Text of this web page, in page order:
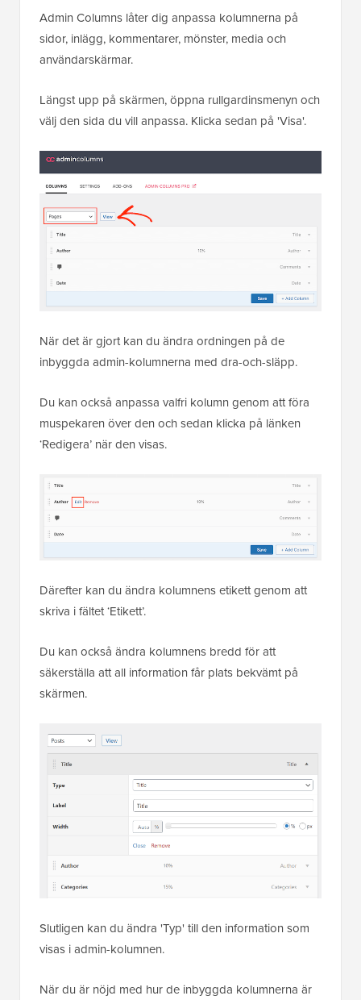
Admin Columns låter dig anpassa kolumnerna på
sidor, inlägg, kommentarer, mönster, media och
användarskärmar.
Längst upp på skärmen, öppna rullgardinsmenyn och
välj den sida du vill anpassa. Klicka sedan på 'Visa'.
När det är gjort kan du ändra ordningen på de
inbyggda admin-kolumnerna med dra-och-släpp.
Du kan också anpassa valfri kolumn genom att föra
muspekaren över den och sedan klicka på länken
‘Redigera’ när den visas.
Därefter kan du ändra kolumnens etikett genom att
skriva i fältet ‘Etikett’.
Du kan också ändra kolumnens bredd för att
säkerställa att all information får plats bekvämt på
skärmen.
Slutligen kan du ändra 'Typ' till den information som
visas i admin-kolumnen.
När du är nöjd med hur de inbyggda kolumnerna är